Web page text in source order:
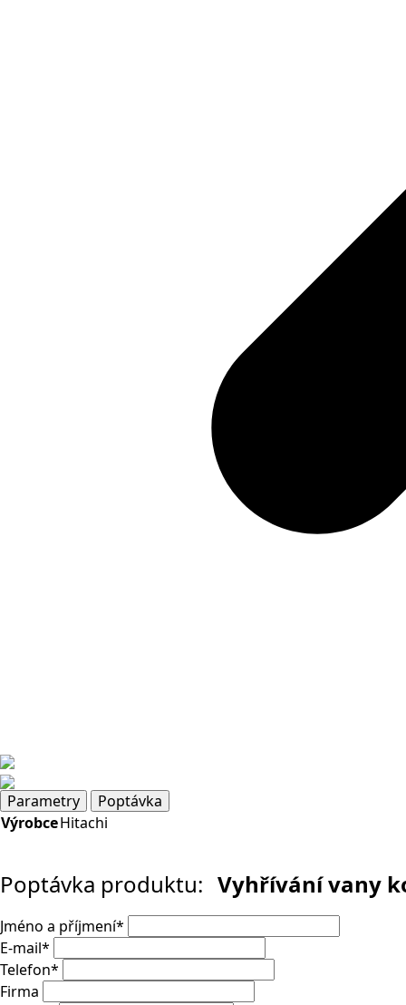
Parametry
Poptávka
VýrobceHitachi
Poptávka produktu: Vyhřívání vany
Jméno a příjmení*
E-mail*
Telefon*
Firma